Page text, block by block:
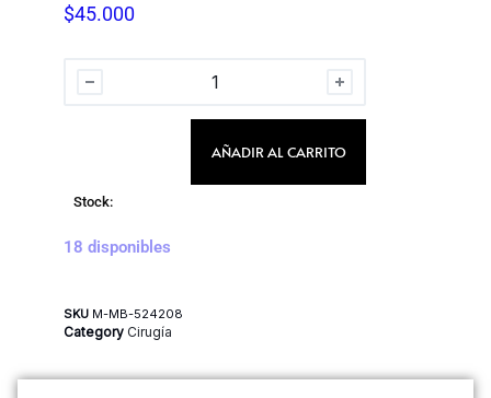
$45.000
AÑADIR AL CARRITO
Stock:
18 disponibles
SKU M-MB-524208
Category Cirugía